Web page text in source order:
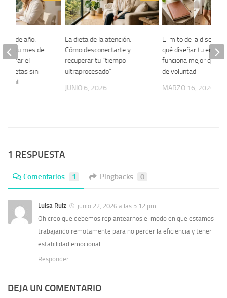
La dieta de la atención:
Cómo desconectarte y
recuperar tu “tiempo
ultraprocesado”
JUNIO 6, 2026
El mito de la
qué diseñar tu
funciona mejor que la
de voluntad
MARZO 16, 2026
de año:
tu mes de
el
metas sin
1 RESPUESTA
Comentarios 1 Pingbacks 0
Luisa Ruiz
junio 22, 2026 a las 5:12 pm
Oh creo que debemos replantearnos el modo en que estamos
trabajando remotamente para no perder la eficiencia y tener
estabilidad emocional
Responder
DEJA UN COMENTARIO